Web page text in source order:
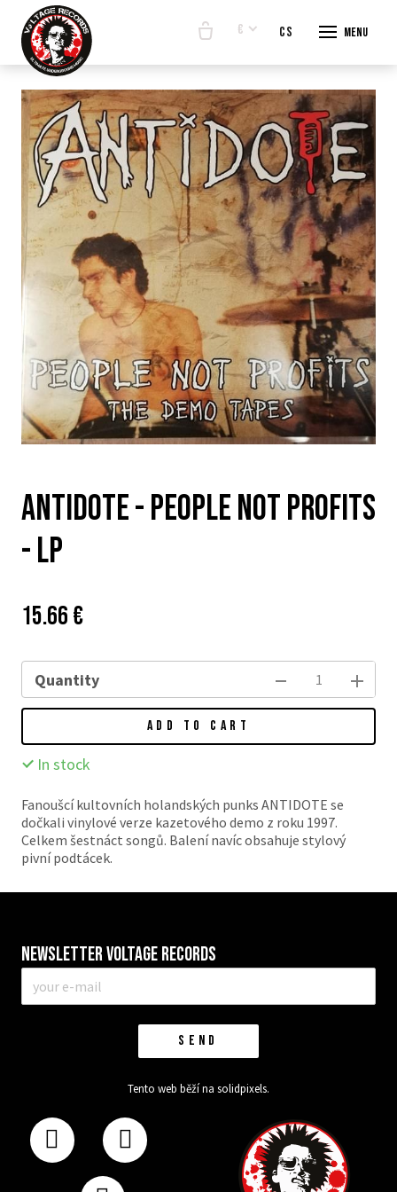
Menu
€ cs en
E-
BANDS
ABOUT
Antidote - People Not Profits
- LP
Price:
15.66 €
Quantity
ADD TO CART
In stock
Fanoušcí kultovních holandských punks ANTIDOTE se
dočkali vinylové verze kazetového demo z roku 1997.
Celkem šestnáct songů. Balení navíc obsahuje stylový
pivní podtácek.
Newsletter VOLTAGE RECORDS
mail
SEND
Tento web běží na solidpixels.